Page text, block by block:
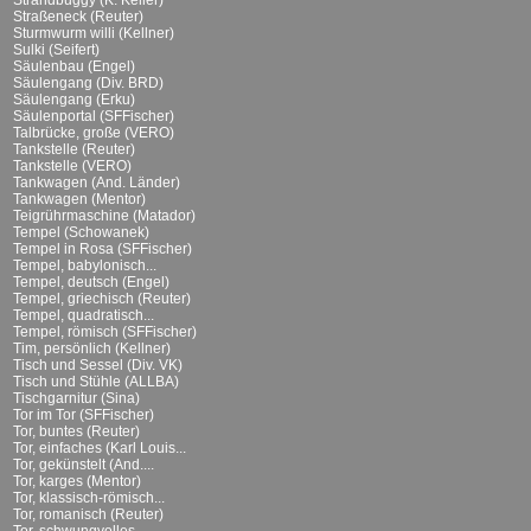
Straßeneck (Reuter)
Sturmwurm willi (Kellner)
Sulki (Seifert)
Säulenbau (Engel)
Säulengang (Div. BRD)
Säulengang (Erku)
Säulenportal (SFFischer)
Talbrücke, große (VERO)
Tankstelle (Reuter)
Tankstelle (VERO)
Tankwagen (And. Länder)
Tankwagen (Mentor)
Teigrührmaschine (Matador)
Tempel (Schowanek)
Tempel in Rosa (SFFischer)
Tempel, babylonisch...
Tempel, deutsch (Engel)
Tempel, griechisch (Reuter)
Tempel, quadratisch...
Tempel, römisch (SFFischer)
Tim, persönlich (Kellner)
Tisch und Sessel (Div. VK)
Tisch und Stühle (ALLBA)
Tischgarnitur (Sina)
Tor im Tor (SFFischer)
Tor, buntes (Reuter)
Tor, einfaches (Karl Louis...
Tor, gekünstelt (And....
Tor, karges (Mentor)
Tor, klassisch-römisch...
Tor, romanisch (Reuter)